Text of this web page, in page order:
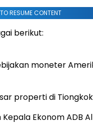
RESUME CONTENT
berikut:
moneter
properti di
Ekonom ADB